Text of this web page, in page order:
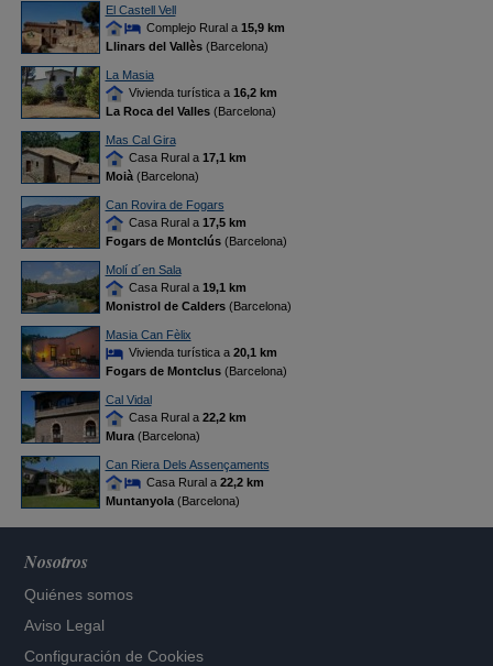
El Castell Vell
Complejo Rural a 15,9 km
Llinars del Vallès(Barcelona)
La Masia
Vivienda turística a 16,2 km
La Roca del Valles(Barcelona)
Mas Cal Gira
Casa Rural a 17,1 km
Moià(Barcelona)
Can Rovira de Fogars
Casa Rural a 17,5 km
Fogars de Montclús(Barcelona)
Molí d´en Sala
Casa Rural a 19,1 km
Monistrol de Calders(Barcelona)
Masia Can Fèlix
Vivienda turística a 20,1 km
Fogars de Montclus(Barcelona)
Cal Vidal
Casa Rural a 22,2 km
Mura(Barcelona)
Can Riera Dels Assençaments
Casa Rural a 22,2 km
Muntanyola(Barcelona)
Nosotros
Quiénes somos
Aviso Legal
Configuración de Cookies